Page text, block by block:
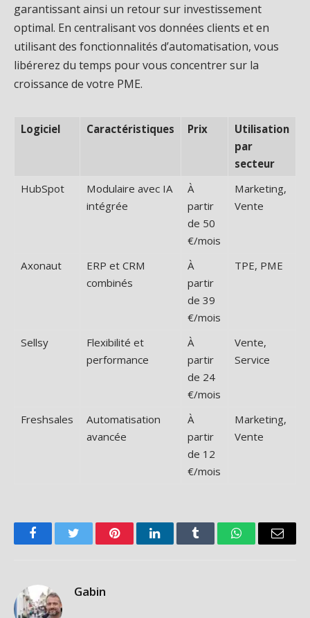
garantissant ainsi un retour sur investissement
optimal. En centralisant vos données clients et en
utilisant des fonctionnalités d’automatisation, vous
libérerez du temps pour vous concentrer sur la
croissance de votre PME.
Logiciel Caractéristiques Prix
Utilisation
par
secteur
HubSpot
Modulaire avec IA
intégrée
À
partir
de 50
€/mois
Marketing,
Vente
Axonaut
ERP et CRM
combinés
À
partir
de 39
€/mois
TPE, PME
Sellsy
Flexibilité et
performance
À
partir
de 24
€/mois
Vente,
Service
Freshsales
Automatisation
avancée
À
partir
de 12
€/mois
Marketing,
Vente
FacebookTwitter PinterestLinkedInTumblr WhatsAppEmail
Gabin